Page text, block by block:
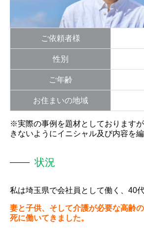
ご依頼者様
性別
ご年齢
お住まいの地域
※実際の事例を題材としております
きないようにイニシャル及び内容を
状況
私は埼玉県で会社員として働く、40代
妻と子供、そして介護が必要な高齢
死に働いてきました。